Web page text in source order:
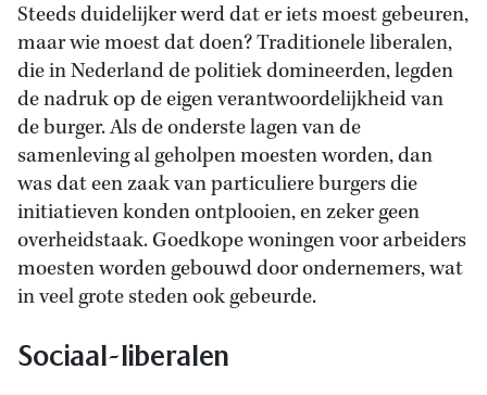
Steeds duidelijker werd dat er iets moest gebeuren,
maar wie moest dat doen? Traditionele liberalen,
die in Nederland de politiek domineerden, legden
de nadruk op de eigen verantwoordelijkheid van
de burger. Als de onderste lagen van de
samenleving al geholpen moesten worden, dan
was dat een zaak van particuliere burgers die
initiatieven konden ontplooien, en zeker geen
overheidstaak. Goedkope woningen voor arbeiders
moesten worden gebouwd door ondernemers, wat
in veel grote steden ook gebeurde.
Sociaal-liberalen